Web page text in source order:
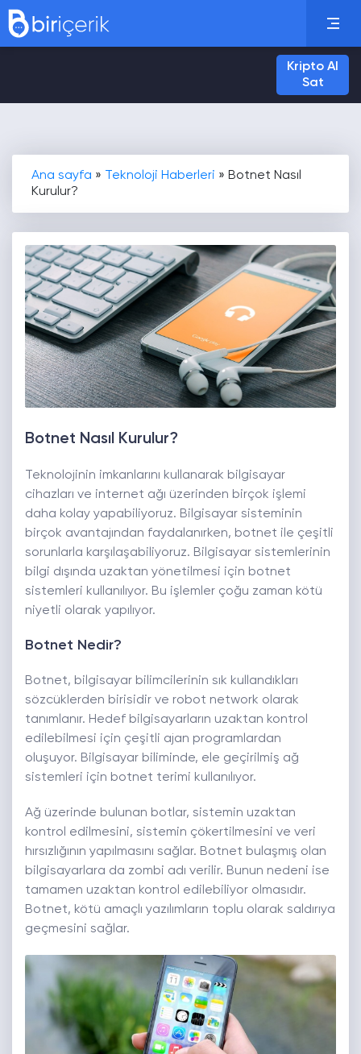
Kripto Al
Sat
Ana sayfa » Teknoloji Haberleri » Botnet Nasıl
Kurulur?
Botnet Nasıl Kurulur?
Teknolojinin imkanlarını kullanarak bilgisayar
cihazları ve internet ağı üzerinden birçok işlemi
daha kolay yapabiliyoruz. Bilgisayar sisteminin
birçok avantajından faydalanırken, botnet ile çeşitli
sorunlarla karşılaşabiliyoruz. Bilgisayar sistemlerinin
bilgi dışında uzaktan yönetilmesi için botnet
sistemleri kullanılıyor. Bu işlemler çoğu zaman kötü
niyetli olarak yapılıyor.
Botnet Nedir?
Botnet, bilgisayar bilimcilerinin sık kullandıkları
sözcüklerden birisidir ve robot network olarak
tanımlanır. Hedef bilgisayarların uzaktan kontrol
edilebilmesi için çeşitli ajan programlardan
oluşuyor. Bilgisayar biliminde, ele geçirilmiş ağ
sistemleri için botnet terimi kullanılıyor.
Ağ üzerinde bulunan botlar, sistemin uzaktan
kontrol edilmesini, sistemin çökertilmesini ve veri
hırsızlığının yapılmasını sağlar. Botnet bulaşmış olan
bilgisayarlara da zombi adı verilir. Bunun nedeni ise
tamamen uzaktan kontrol edilebiliyor olmasıdır.
Botnet, kötü amaçlı yazılımların toplu olarak saldırıya
geçmesini sağlar.